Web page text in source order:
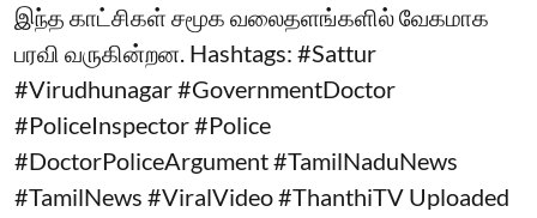
இந்த காட்சிகள் சமூக வலைதளங்களில் வேகமாக
பரவி வருகின்றன. Hashtags: #Sattur
#Virudhunagar #GovernmentDoctor
#PoliceInspector #Police
#DoctorPoliceArgument #TamilNaduNews
#TamilNews #ViralVideo #ThanthiTV Uploaded